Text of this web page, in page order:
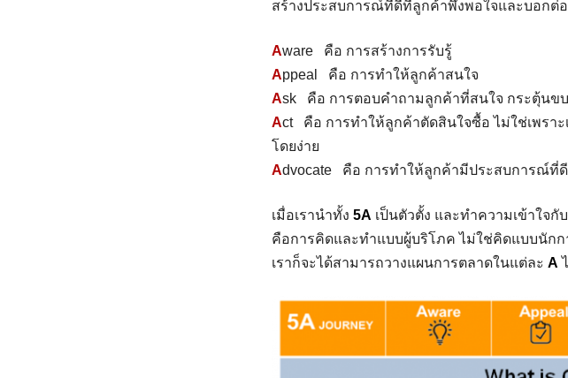
สร้างประสบการณ์ที่ดีที่ลูกค้าพึงพอใจและบอกต่อ
Aware คือ การสร้างการรับรู้
Appeal คือ การทำให้ลูกค้าสนใจ
Ask คือ การตอบคำถามลูกค้าที่สนใจ กระตุ้นข
Act คือ การทำให้ลูกค้าตัดสินใจซื้อ ไม่ใช่เพรา
โดยง่าย
Advocate คือ การทำให้ลูกค้ามีประสบการณ์ที่
เมื่อเรานำทั้ง 5A เป็นตัวตั้ง และทำความเข้าใจกั
คือการคิดและทำแบบผู้บริโภค ไม่ใช่คิดแบบนักก
เราก็จะได้สามารถวางแผนการตลาดในแต่ละ A